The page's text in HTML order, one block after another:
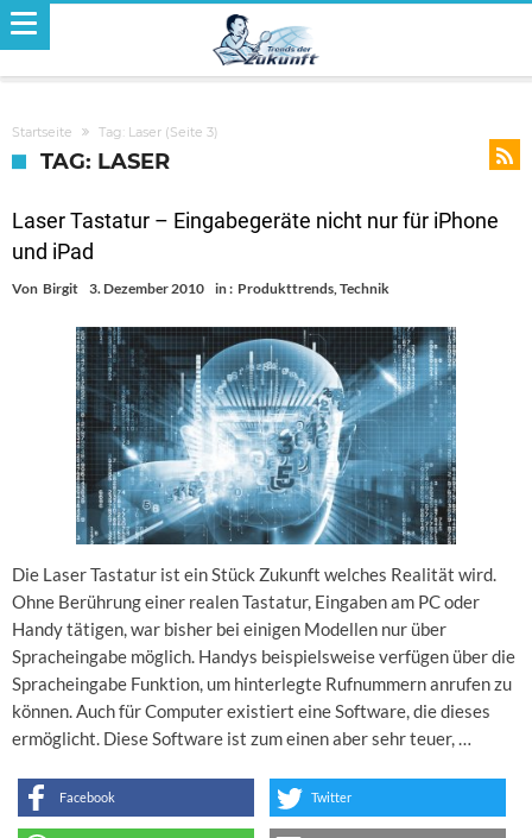
Startseite Tag: Laser (Seite 3)
TAG: LASER
Laser Tastatur – Eingabegeräte nicht nur für iPhone
und iPad
Von Birgit 3. Dezember 2010 in : Produkttrends Technik
Die Laser Tastatur ist ein Stück Zukunft welches Realität wird.
Ohne Berührung einer realen Tastatur, Eingaben am PC oder
Handy tätigen, war bisher bei einigen Modellen nur über
Spracheingabe möglich. Handys beispielsweise verfügen über die
Spracheingabe Funktion, um hinterlegte Rufnummern anrufen zu
können. Auch für Computer existiert eine Software, die dieses
ermöglicht. Diese Software ist zum einen aber sehr teuer, …
Facebook Twitter